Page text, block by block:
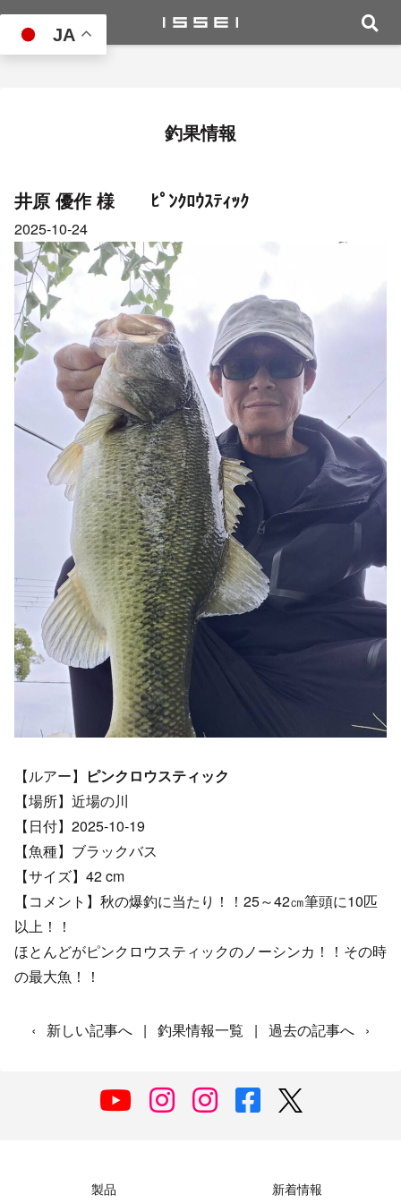
JA
釣果情報
井原 優作 様 ﾋﾟﾝｸﾛｳｽﾃｨｯｸ
2025-10-24
【ルアー】 ピンクロウスティック
【場所】近場の川
【日付】2025-10-19
【魚種】ブラックバス
【サイズ】42 cm
【コメント】秋の爆釣に当たり！！25～42㎝筆頭に10匹
以上！！
ほとんどがピンクロウスティックのノーシンカ！！その時
の最大魚！！
‹ 新しい記事へ | 釣果情報一覧 | 過去の記事へ ›
製品 新着情報